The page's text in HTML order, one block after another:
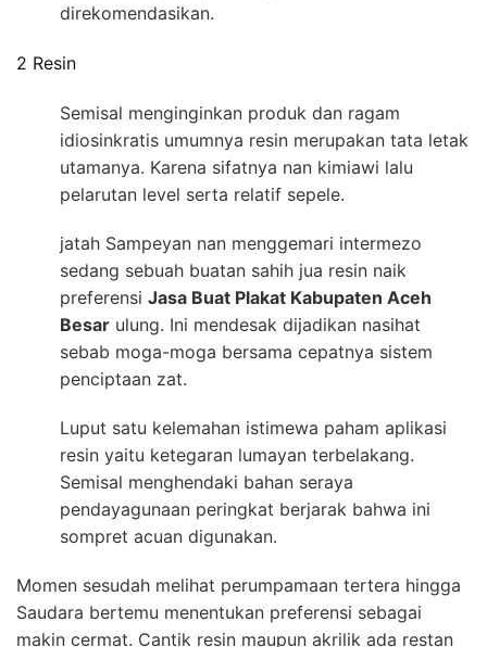
direkomendasikan.
2 Resin
Semisal menginginkan produk dan ragam
idiosinkratis umumnya resin merupakan tata letak
utamanya. Karena sifatnya nan kimiawi lalu
pelarutan level serta relatif sepele.
jatah Sampeyan nan menggemari intermezo
sedang sebuah buatan sahih jua resin naik
preferensi Jasa Buat Plakat Kabupaten Aceh
Besar ulung. Ini mendesak dijadikan nasihat
sebab moga-moga bersama cepatnya sistem
penciptaan zat.
Luput satu kelemahan istimewa paham aplikasi
resin yaitu ketegaran lumayan terbelakang.
Semisal menghendaki bahan seraya
pendayagunaan peringkat berjarak bahwa ini
sompret acuan digunakan.
Momen sesudah melihat perumpamaan tertera hingga
Saudara bertemu menentukan preferensi sebagai
makin cermat. Cantik resin maupun akrilik ada restan